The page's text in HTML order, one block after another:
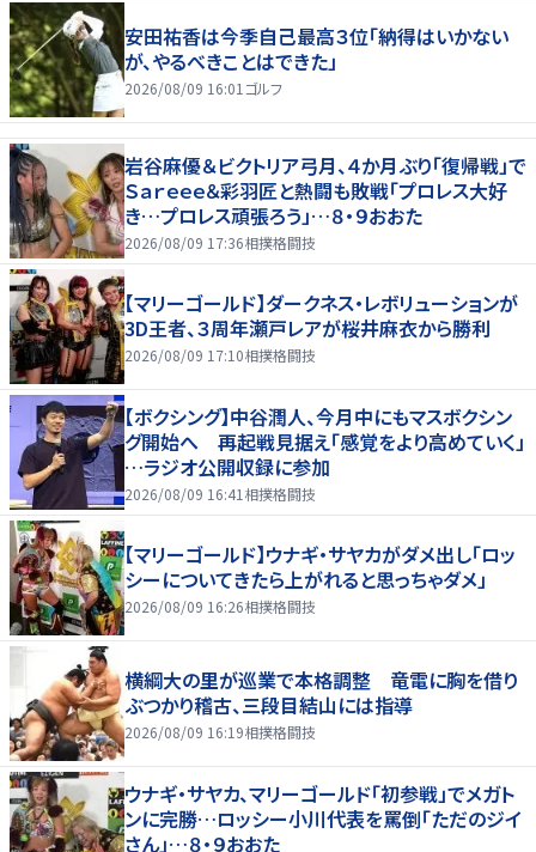
安田祐香は今季自己最高３位「納得はいかない
が、やるべきことはできた」
2026/08/09 16:01 ゴルフ
岩谷麻優＆ビクトリア弓月、４か月ぶり「復帰戦」で
Ｓａｒｅｅｅ＆彩羽匠と熱闘も敗戦「プロレス大好
き…プロレス頑張ろう」…８・９おおた
2026/08/09 17:36相撲格闘技
【マリーゴールド】ダークネス・レボリューションが
3D王者、３周年瀬戸レアが桜井麻衣から勝利
2026/08/09 17:10相撲格闘技
【ボクシング】中谷潤人、今月中にもマスボクシン
グ開始へ 再起戦見据え「感覚をより高めていく」
…ラジオ公開収録に参加
2026/08/09 16:41 相撲格闘技
【マリーゴールド】ウナギ・サヤカがダメ出し「ロッ
シーについてきたら上がれると思っちゃダメ」
2026/08/09 16:26相撲格闘技
横綱大の里が巡業で本格調整 竜電に胸を借り
ぶつかり稽古、三段目結山には指導
2026/08/09 16:19相撲格闘技
ウナギ・サヤカ、マリーゴールド「初参戦」でメガト
ンに完勝…ロッシー小川代表を罵倒「ただのジイ
さん」…８・９おおた